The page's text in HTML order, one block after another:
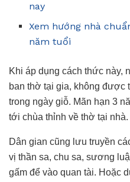
nay
Xem hướng nhà
năm tuổi
Khi áp dụng cách thức
ban thờ tại gia, không được
trong ngày giỗ. Mãn hạn 3
tới chùa thỉnh về thờ tại nhà.
Dân gian cũng lưu truyền
vị thần sa, chu sa, sương
gấm để vào quan tài. Hoặc